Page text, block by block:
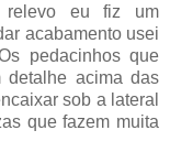
relevo eu fiz um
acabamento usei
pedacinhos que
detalhe acima das
sob a lateral
que fazem muita